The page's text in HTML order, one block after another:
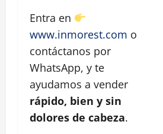
Entra en
www.inmorest.com o
contáctanos por
WhatsApp, y te
ayudamos a vender
rápido, bien y sin
dolores de cabeza.